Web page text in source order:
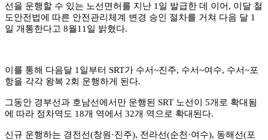
선을 운행할 수 있는 노선면허를 지난 1 일 발급한 데 이어, 이달 철
도안전법에 따른 안전관리체계 변경 승인 절차를 거쳐 다음 달 1
일 개통한다고 8월11 일 밝혔다.
이를 통해 다음달 1 일부터 SRT가 수서~진주, 수서~여수, 수서~포
항을 각각 왕복 2회 운행하게 된다.
그동안 경부선과 호남선에서만 운행된 SRT 노선이 5개로 확대됨
에 따라 정차역도 18개 역에서 32개 역으로 확대된다.
신규 운행하는 경전선(창원·진주), 전라선(순천·여수), 동해선(포